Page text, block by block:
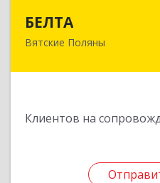
БЕЛТА
Вятские Поляны
Клиентов на
612960,